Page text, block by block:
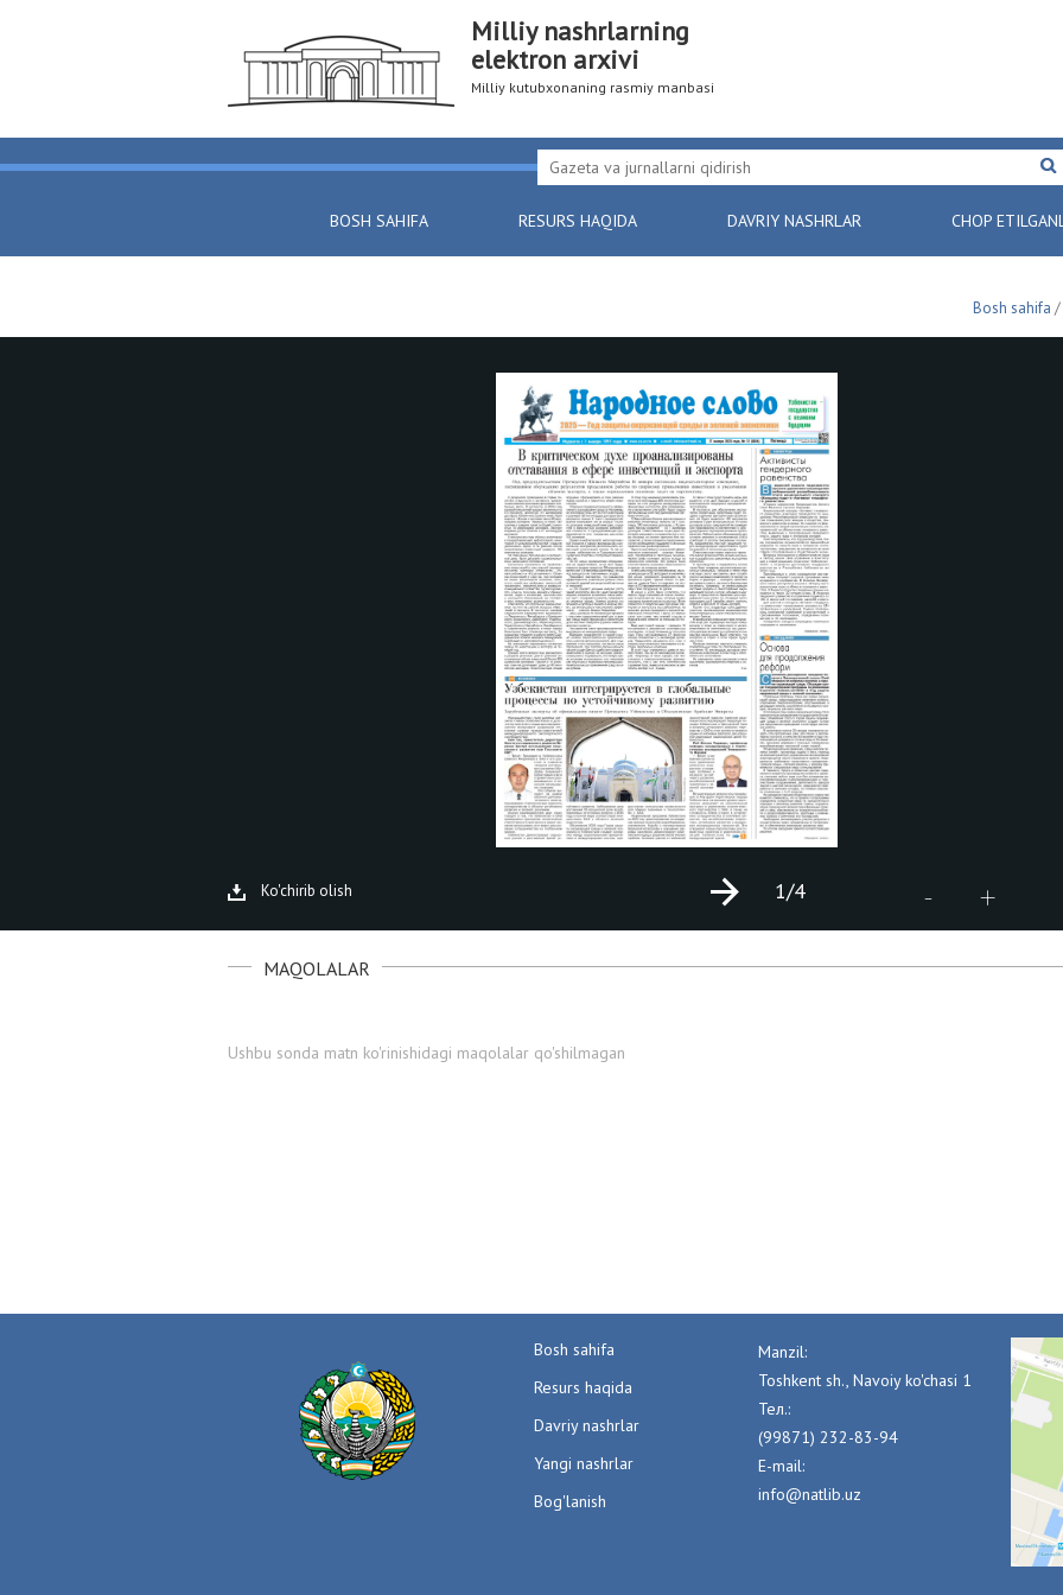
Milliy nashrlarning
elektron arxivi
Milliy kutubxonaning rasmiy manbasi
BOSH SAHIFA RESURS HAQIDA DAVRIY NASHRLAR CHOP
Bosh sahifa /
Ko'chirib olish - +
1/4
MAQOLALAR
Ushbu sonda matn ko'rinishidagi maqolalar qo'shilmagan
Bosh sahifa
Resurs haqida
Davriy nashrlar
Yangi nashrlar
Bog'lanish
Manzil:
Toshkent sh., Navoiy ko'chasi 1
Тел.:
(99871) 232-83-94
E-mail:
info@natlib.uz